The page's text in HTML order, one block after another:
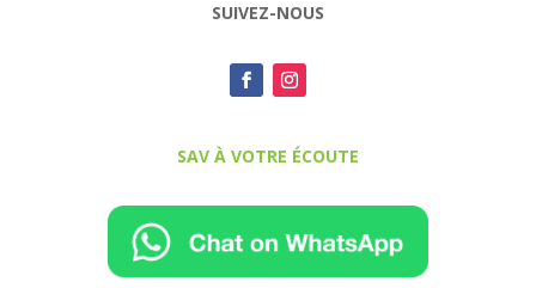
SUIVEZ-NOUS
SAV À VOTRE ÉCOUTE